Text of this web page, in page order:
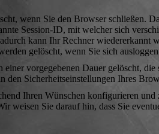
wenn Sie den Browser schließen.
Session-ID, mit welcher sich
kann Ihr Rechner wiedererkannt
gelöscht, wenn Sie sich
einer vorgegebenen Dauer gelöscht,
den Sicherheitseinstellungen Ihres
Ihren Wünschen konfigurieren
weisen Sie darauf hin, dass Sie